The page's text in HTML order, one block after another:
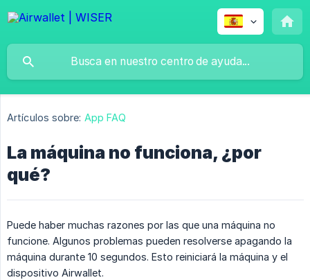
Artículos sobre: App FAQ
La máquina no funciona, ¿por
qué?
Puede haber muchas razones por las que una máquina no
funcione. Algunos problemas pueden resolverse apagando la
máquina durante 10 segundos. Esto reiniciará la máquina y el
dispositivo Airwallet.